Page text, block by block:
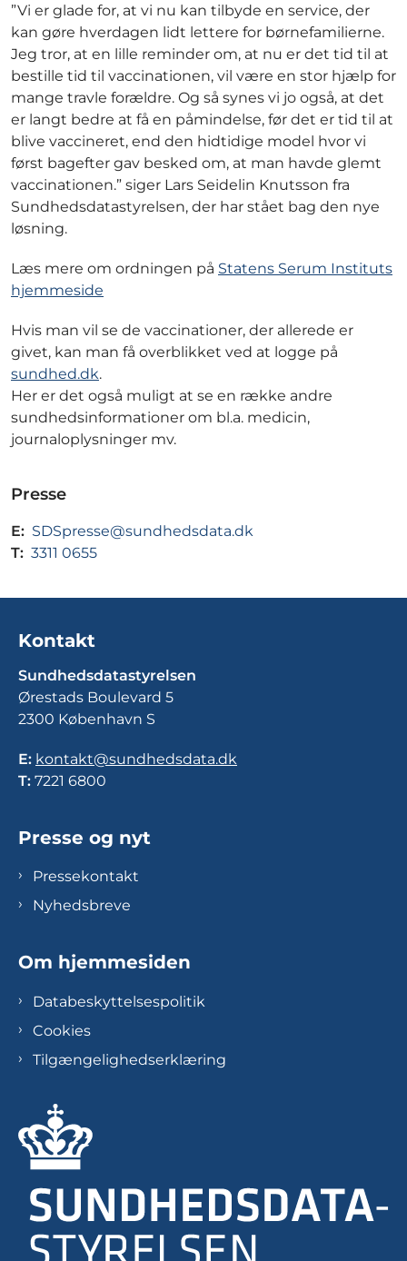
”Vi er glade for, at vi nu kan tilbyde en service, der
kan gøre hverdagen lidt lettere for børnefamilierne.
Jeg tror, at en lille reminder om, at nu er det tid til at
bestille tid til vaccinationen, vil være en stor hjælp for
mange travle forældre. Og så synes vi jo også, at det
er langt bedre at få en påmindelse, før det er tid til at
blive vaccineret, end den hidtidige model hvor vi
først bagefter gav besked om, at man havde glemt
vaccinationen.” siger Lars Seidelin Knutsson fra
Sundhedsdatastyrelsen, der har stået bag den nye
løsning.
Læs mere om ordningen på Statens Serum Instituts
hjemmeside
Hvis man vil se de vaccinationer, der allerede er
givet, kan man få overblikket ved at logge på
sundhed.dk.
Her er det også muligt at se en række andre
sundhedsinformationer om bl.a. medicin,
journaloplysninger mv.
Presse
E: SDSpresse@sundhedsdata.dk
T: 3311 0655
Kontakt
Sundhedsdatastyrelsen
Ørestads Boulevard 5
2300 København S
E: kontakt@sundhedsdata.dk
T: 7221 6800
Presse og nyt
Pressekontakt
Nyhedsbreve
Om hjemmesiden
Databeskyttelsespolitik
Cookies
Tilgængelighedserklæring